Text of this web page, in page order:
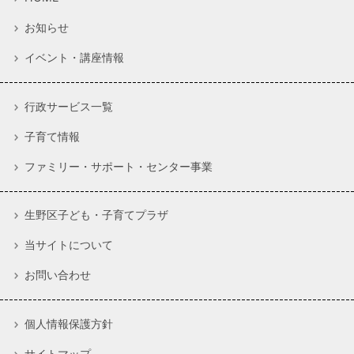
お知らせ
イベント・講座情報
行政サービス一覧
子育て情報
ファミリー・サポート・センター事業
生野区子ども・子育てプラザ
当サイトについて
お問い合わせ
個人情報保護方針